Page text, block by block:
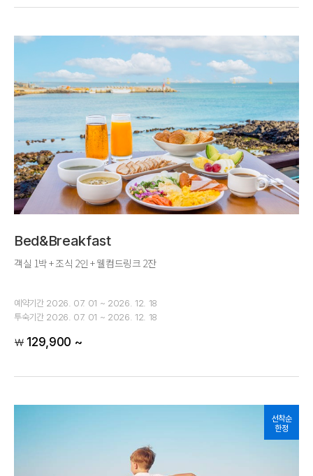
Bed&Breakfast
객실 1박 + 조식 2인 + 웰컴드링크 2잔
예약기간 2026. 07. 01 ~ 2026. 12. 18
투숙기간 2026. 07. 01 ~ 2026. 12. 18
￦ 129,900 ~
선착순
한정